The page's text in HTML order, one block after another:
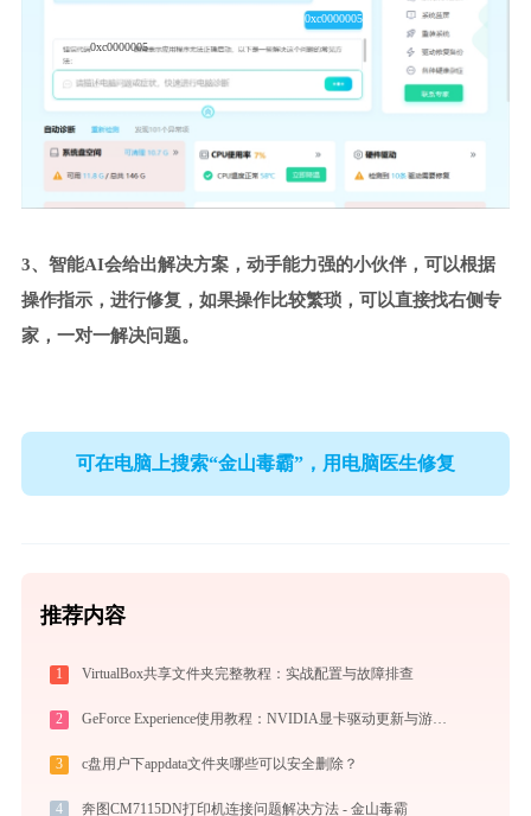
0xc0000005
0xc0000005
3、智能AI会给出解决方案，动手能力强的小伙伴，可以根据
操作指示，进行修复，如果操作比较繁琐，可以直接找右侧专
家，一对一解决问题。
可在电脑上搜索“金山毒霸”，用电脑医生修复
推荐内容
1 VirtualBox共享文件夹完整教程：实战配置与故障排查
2 GeForce Experience使用教程：NVIDIA显卡驱动更新与游戏优化录制完全指南
3 c盘用户下appdata文件夹哪些可以安全删除？
4 奔图CM7115DN打印机连接问题解决方法 - 金山毒霸